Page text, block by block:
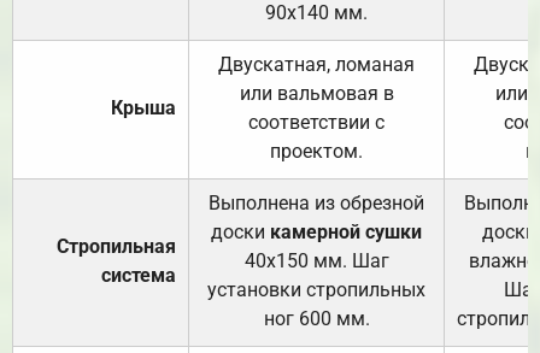
90х140 мм.
Крыша
Двускатная, ломаная
или вальмовая в
соответствии с
проектом.
или
Стропильная
система
Выполнена из обрезной
доски камерной сушки
40х150 мм. Шаг
установки стропильных
ног 600 мм.
доски